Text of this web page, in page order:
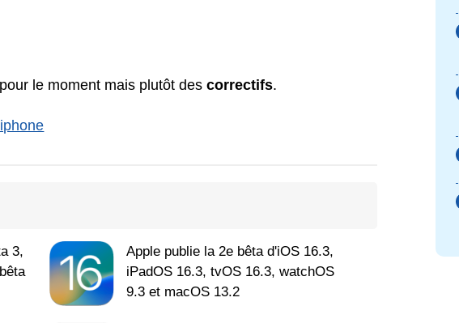
le moment mais plutôt descorrectifs.
3,
Apple publie la 2e bêta d'iOS 16.3,
iPadOS 16.3, tvOS 16.3, watchOS
9.3 et macOS 13.2